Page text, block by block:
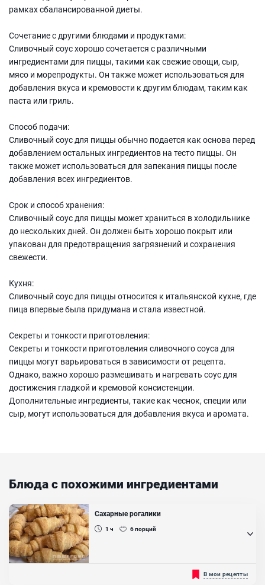
рамках сбалансированной диеты.
Сочетание с другими блюдами и продуктами:
Сливочный соус хорошо сочетается с различными
ингредиентами для пиццы, такими как свежие овощи, сыр,
мясо и морепродукты. Он также может использоваться для
добавления вкуса и кремовости к другим блюдам, таким как
паста или гриль.
Способ подачи:
Сливочный соус для пиццы обычно подается как основа перед
добавлением остальных ингредиентов на тесто пиццы. Он
также может использоваться для запекания пиццы после
добавления всех ингредиентов.
Срок и способ хранения:
Сливочный соус для пиццы может храниться в холодильнике
до нескольких дней. Он должен быть хорошо покрыт или
упакован для предотвращения загрязнений и сохранения
свежести.
Кухня:
Сливочный соус для пиццы относится к итальянской кухне, где
пица впервые была придумана и стала известной.
Секреты и тонкости приготовления:
Секреты и тонкости приготовления сливочного соуса для
пиццы могут варьироваться в зависимости от рецепта.
Однако, важно хорошо размешивать и нагревать соус для
достижения гладкой и кремовой консистенции.
Дополнительные ингредиенты, такие как чеснок, специи или
сыр, могут использоваться для добавления вкуса и аромата.
Блюда с похожими ингредиентами
Сахарные рогалики
1 ч 6порций
Сахарные рогалики - лакомство, которое знакомо многим еще из
детства. Это не новый десерт. Но его прелесть в том, что он
В мои рецепты